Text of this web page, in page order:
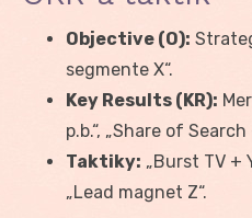
Objective (O):
segmente X“.
Key Results (KR):
p.b.“, „Share of Search
Taktiky: „Burst TV +
„Lead magnet Z“.